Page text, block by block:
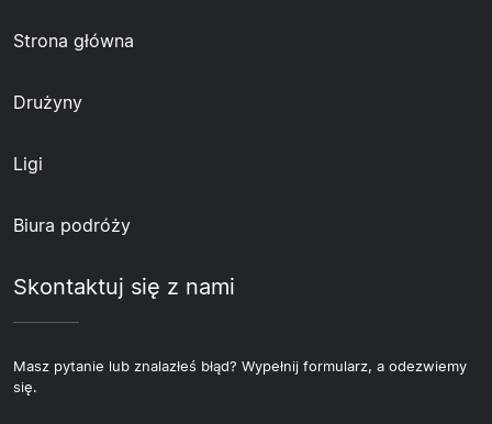
Strona główna
Drużyny
Ligi
Biura podróży
Skontaktuj się z nami
Masz pytanie lub znalazłeś błąd? Wypełnij formularz, a odezwiemy
się.